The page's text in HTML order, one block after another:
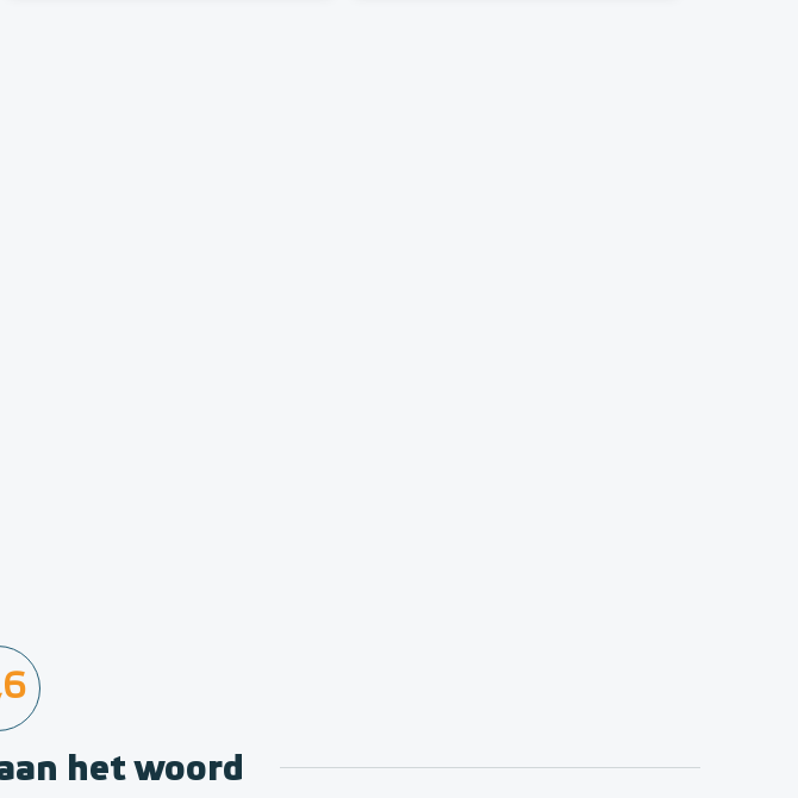
het woord